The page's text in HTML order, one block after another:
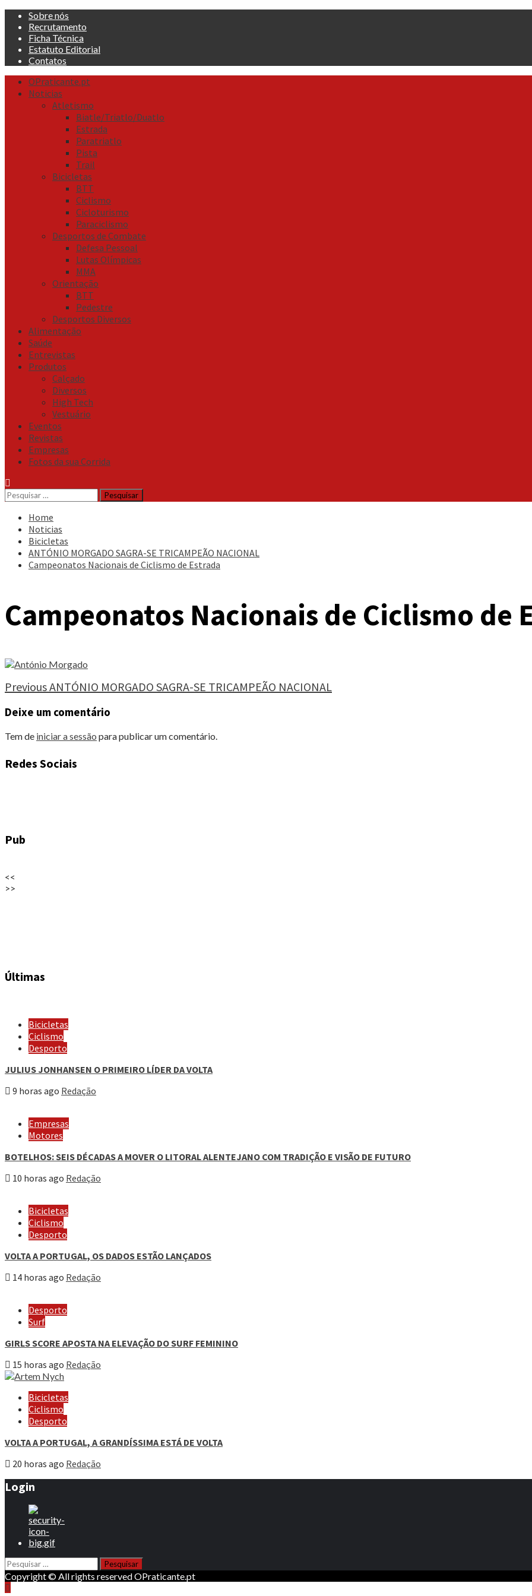
Skip
content
Sobre nós
Recrutamento
Ficha Técnica
Estatuto Editorial
Contatos
Primary
Menu
OPraticante.pt
Noticias
Atletismo
Biatle/Triatlo/Duatlo
Estrada
Paratriatlo
Pista
Trail
Bicicletas
BTT
Ciclismo
Cicloturismo
Paraciclismo
Desportos de Combate
Defesa Pessoal
Lutas Olímpicas
MMA
Orientação
BTT
Pedestre
Desportos Diversos
Alimentação
Saúde
Entrevistas
Produtos
Calçado
Diversos
High Tech
Vestuário
Eventos
Revistas
Empresas
Fotos da sua Corrida
Pesquisar
por:
Home
Noticias
Bicicletas
ANTÓNIO MORGADO SAGRA-SE TRICAMPEÃO NACIONAL
Campeonatos Nacionais de Ciclismo de Estrada
Campeonatos Nacionais de Ciclismo de
Continue
Reading
PreviousANTÓNIO MORGADO SAGRA-SE TRICAMPEÃO NACIONAL
Deixe um comentário
Tem de iniciar a sessão para publicar um comentário.
Redes Sociais
Pub
<<
>>
Últimas
Bicicletas
Ciclismo
Desporto
JULIUS JONHANSEN O PRIMEIRO LÍDER DA VOLTA
9 horas ago Redação
Empresas
Motores
BOTELHOS: SEIS DÉCADAS A MOVER O LITORAL ALENTEJANO COM TRADIÇÃO E VISÃO DE FUTURO
10 horas ago Redação
Bicicletas
Ciclismo
Desporto
VOLTA A PORTUGAL, OS DADOS ESTÃO LANÇADOS
14 horas ago Redação
Desporto
Surf
GIRLS SCORE APOSTA NA ELEVAÇÃO DO SURF FEMININO
15 horas ago Redação
Bicicletas
Ciclismo
Desporto
VOLTA A PORTUGAL, A GRANDÍSSIMA ESTÁ DE VOLTA
20 horas ago Redação
Login
Pesquisar
por:
Copyright © All rights reserved OPraticante.pt